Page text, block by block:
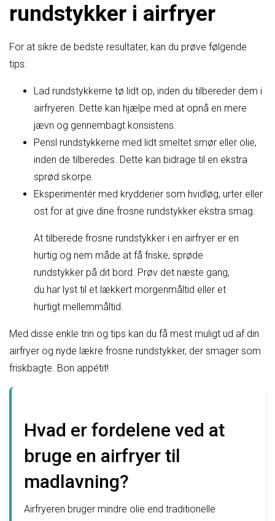
rundstykker i airfryer
For at sikre de bedste resultater, kan du prøve følgende
tips:
Lad rundstykkerne tø lidt op, inden du tilbereder dem i
airfryeren. Dette kan hjælpe med at opnå en mere
jævn og gennembagt konsistens.
Pensl rundstykkerne med lidt smeltet smør eller olie,
inden de tilberedes. Dette kan bidrage til en ekstra
sprød skorpe.
Eksperimentér med krydderier som hvidløg, urter eller
ost for at give dine frosne rundstykker ekstra smag.
At tilberede frosne rundstykker i en airfryer er en
hurtig og nem måde at få friske, sprøde
rundstykker på dit bord. Prøv det næste gang,
du har lyst til et lækkert morgenmåltid eller et
hurtigt mellemmåltid.
Med disse enkle trin og tips kan du få mest muligt ud af din
airfryer og nyde lækre frosne rundstykker, der smager som
friskbagte. Bon appétit!
Hvad er fordelene ved at
bruge en airfryer til
madlavning?
Airfryeren bruger mindre olie end traditionelle